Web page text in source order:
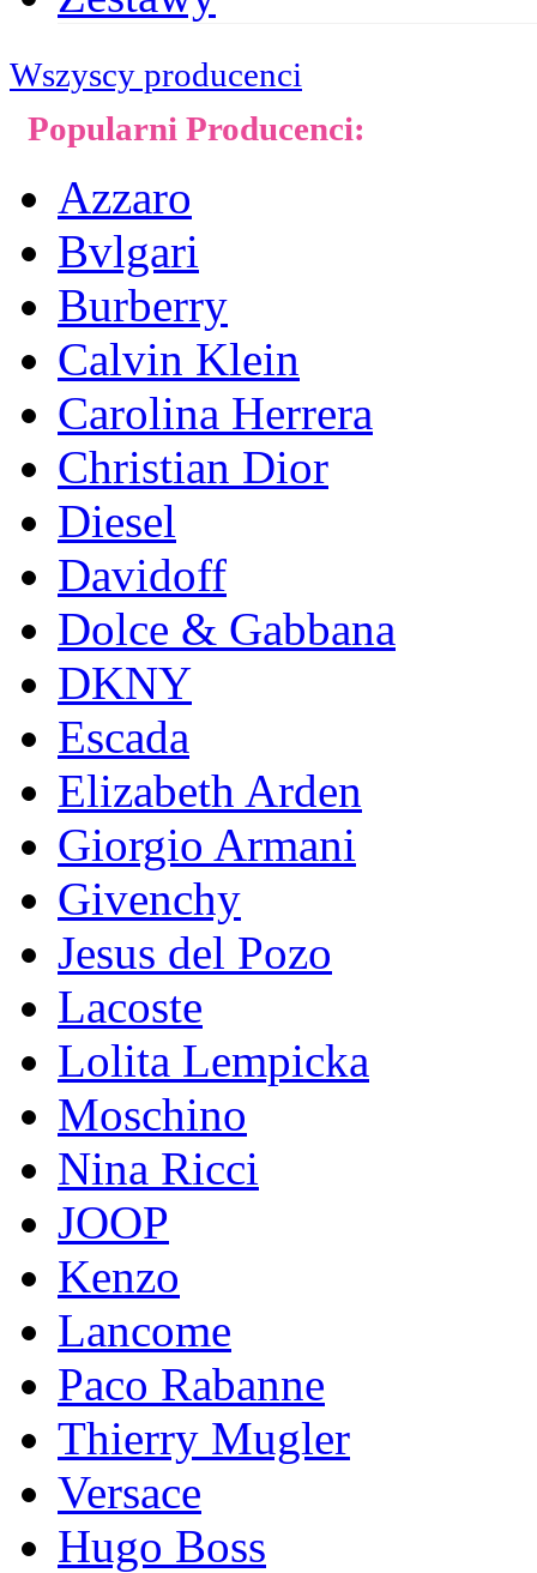
Wszyscy producenci
Popularni Producenci:
Azzaro
Bvlgari
Burberry
Calvin Klein
Carolina Herrera
Christian Dior
Diesel
Davidoff
Dolce & Gabbana
DKNY
Escada
Elizabeth Arden
Giorgio Armani
Givenchy
Jesus del Pozo
Lacoste
Lolita Lempicka
Moschino
Nina Ricci
JOOP
Kenzo
Lancome
Paco Rabanne
Thierry Mugler
Versace
Hugo Boss